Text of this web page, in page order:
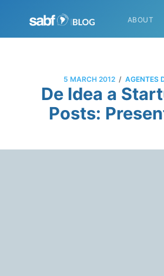
ABOUT
5 MARCH 2012 / AGENTES
De Idea a
Posts: